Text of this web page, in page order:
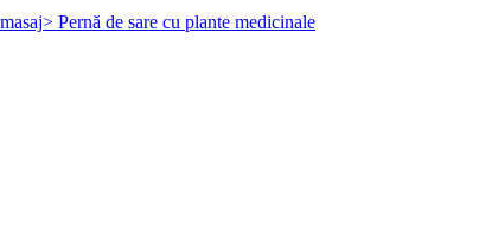
> Pernă de sare cu plante medicinale